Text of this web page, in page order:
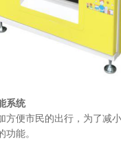
系统
便市民的出行，为了减小
功能。